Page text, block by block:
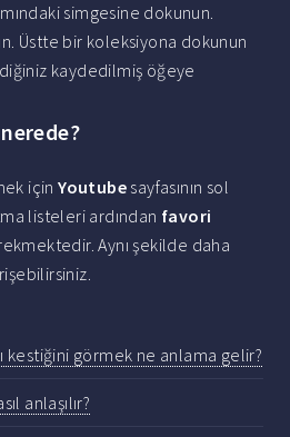
simgesine dokunun.
Üstte bir koleksiyona dokunun
kaydedilmiş öğeye
içinYoutube sayfasının sol
listeleri ardından favori
Aynı şekilde daha
kestiğini görmek ne anlama gelir?
anlaşılır?